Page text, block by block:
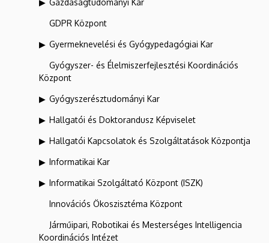
Gazdaságtudományi Kar
GDPR Központ
Gyermeknevelési és Gyógypedagógiai Kar
Gyógyszer- és Élelmiszerfejlesztési Koordinációs
Központ
Gyógyszerésztudományi Kar
Hallgatói és Doktorandusz Képviselet
Hallgatói Kapcsolatok és Szolgáltatások Központja
Informatikai Kar
Informatikai Szolgáltató Központ (ISZK)
Innovációs Ökoszisztéma Központ
Járműipari, Robotikai és Mesterséges Intelligencia
Koordinációs Intézet